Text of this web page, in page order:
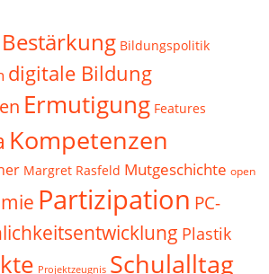
Bestärkung Bildungspolitik
digitale Bildung
Ermutigung Features
Kompetenzen
Margret Rasfeld Mutgeschichte open
Partizipation PC-
Plastik
Projektzeugnis Schulalltag